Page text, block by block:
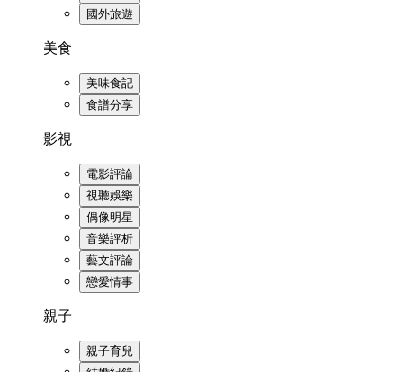
國外旅遊
美食
美味食記
食譜分享
影視
電影評論
視聽娛樂
偶像明星
音樂評析
藝文評論
戀愛情事
親子
親子育兒